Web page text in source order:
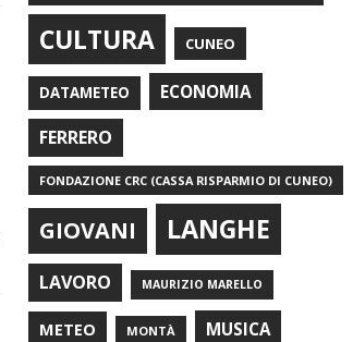
CULTURA CUNEO
DATAMETEO ECONOMIA
FERRERO
FONDAZIONE CRC (CASSA RISPARMIO DI CUNEO)
GIOVANI LANGHE
LAVORO MAURIZIO MARELLO
METEO MONTÀ MUSICA